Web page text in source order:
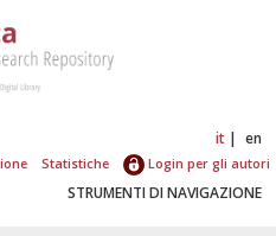
it en
Statistiche Login per gli autori
STRUMENTI DI NAVIGAZIONE